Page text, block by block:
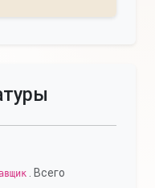
. Всего